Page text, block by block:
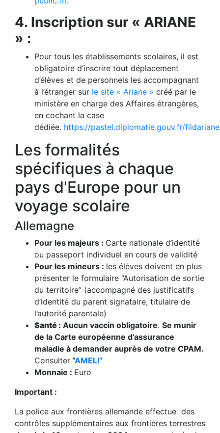
4. Inscription sur « ARIANE
» :
Pour tous les établissements scolaires, il est
obligatoire d’inscrire tout déplacement
d’élèves et de personnels les accompagnant
à l’étranger sur le site « Ariane » créé par le
ministère en charge des Affaires étrangères,
en cochant la case
dédiée. https://pastel.diplomatie.gouv.fr/
Les formalités
spécifiques à chaque
pays d'Europe pour un
voyage scolaire
Allemagne
Pour les majeurs : Carte nationale d’identité
ou passeport individuel en cours de validité
Pour les mineurs : les élèves doivent en plus
présenter le formulaire “Autorisation de sortie
du territoire” (accompagné des justificatifs
d’identité du parent signataire, titulaire de
l’autorité parentale)
Santé : Aucun vaccin obligatoire. Se munir
de la Carte européenne d’assurance
maladie à demander auprès de votre CPAM.
Consulter “AMELI”
Monnaie : Euro
Important :
La police aux frontières allemande effectue des
contrôles supplémentaires aux frontières terrestres